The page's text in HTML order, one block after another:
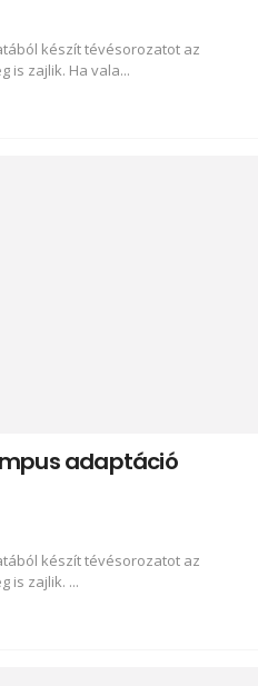
készít tévésorozatot az
is zajlik. Ha vala...
adaptáció
készít tévésorozatot az
is zajlik. ...